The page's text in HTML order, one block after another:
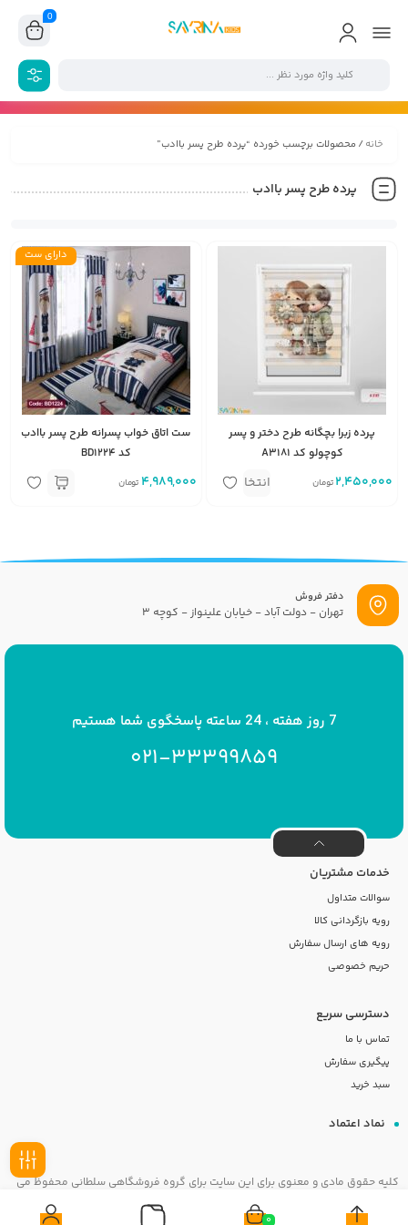
0
خانه/ محصولات برچسب خورده “پرده طرح پسر باادب”
پرده طرح پسر باادب
پرده زبرا بچگانه طرح دختر و پسر
کوچولو کد A3181
2,450,000 تومانمتر مربعانتخاب
دارای ست
ست اتاق خواب پسرانه طرح پسر باادب
کد BD1224
4,989,000 تومان
0
دفتر فروش
تهران - دولت آباد - خیابان علینواز - کوچه 3
7 روز هفته ، 24 ساعته پاسخگوی شما هستیم
021-33399859
خدمات مشتریان
سوالات متداول
رویه بازگردانی کالا
رویه های ارسال سفارش
حریم خصوصی
دسترسی سریع
تماس با ما
پیگیری سفارش
سبد خرید
نماد اعتماد
کلیه حقوق مادی و معنوی برای این سایت برای گروه فروشگاهی سلطانی محفوظ می